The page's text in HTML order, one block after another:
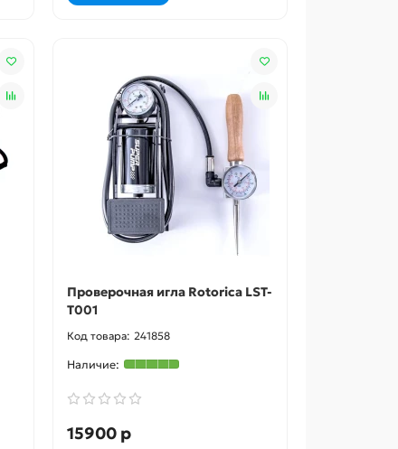
Проверочная игла Rotorica LST-
T001
241858
15900 р